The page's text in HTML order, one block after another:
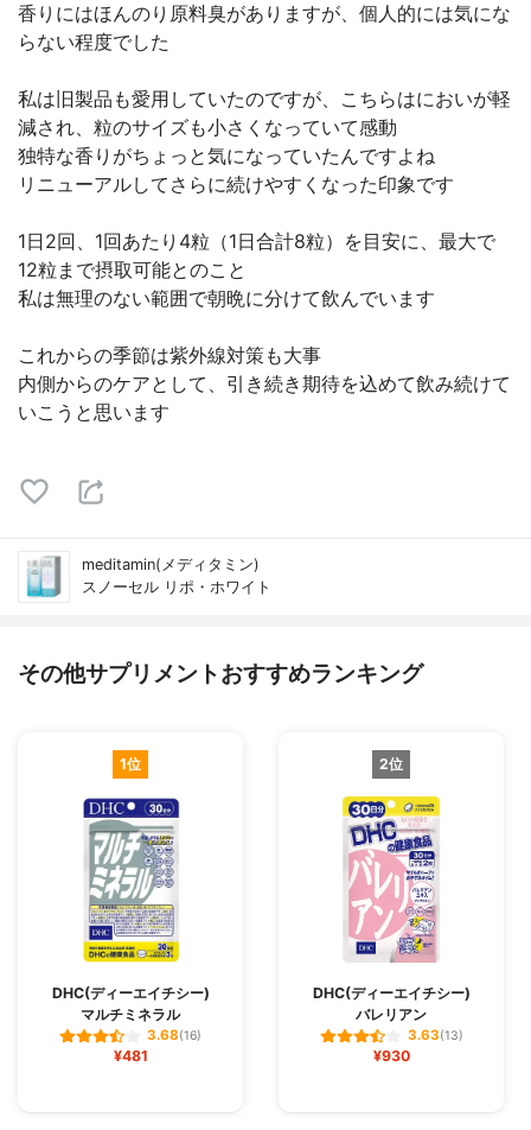
香りにはほんのり原料臭がありますが、個人的には気にな
らない程度でした
私は旧製品も愛用していたのですが、こちらはにおいが軽
減され、粒のサイズも小さくなっていて感動
独特な香りがちょっと気になっていたんですよね
リニューアルしてさらに続けやすくなった印象です
1日2回、1回あたり4粒（1日合計8粒）を目安に、最大で
12粒まで摂取可能とのこと
私は無理のない範囲で朝晩に分けて飲んでいます
これからの季節は紫外線対策も大事
内側からのケアとして、引き続き期待を込めて飲み続けて
いこうと思います
meditamin(メディタミン)
スノーセル リポ・ホワイト
その他サプリメントおすすめランキング
1位
DHC(ディーエイチシー)
マルチミネラル
3.68(16)
¥481
2位
DHC(ディーエイチシー)
バレリアン
3.63(13)
¥930